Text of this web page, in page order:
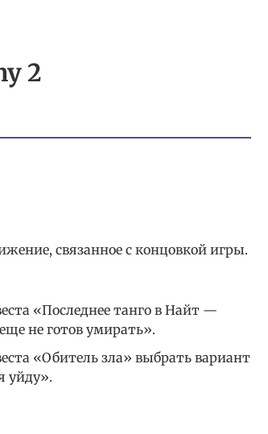
2
связанное с концовкой игры.
«Последнее танго в Найт —
не готов умирать».
«Обитель зла» выбрать вариант
уйду».